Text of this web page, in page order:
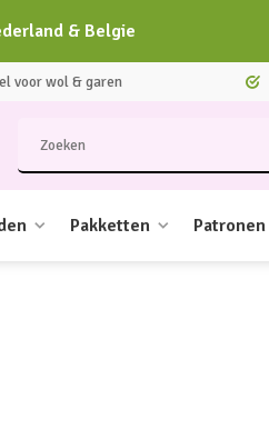
& Belgie
voor wol & garen
Pakketten Patronen